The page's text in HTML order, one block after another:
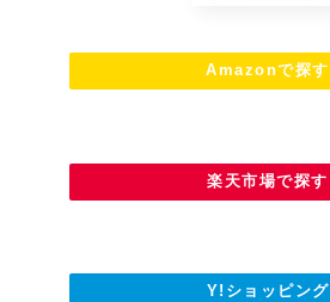
Amazonで探す
楽天市場で探す
Y!ショッピング